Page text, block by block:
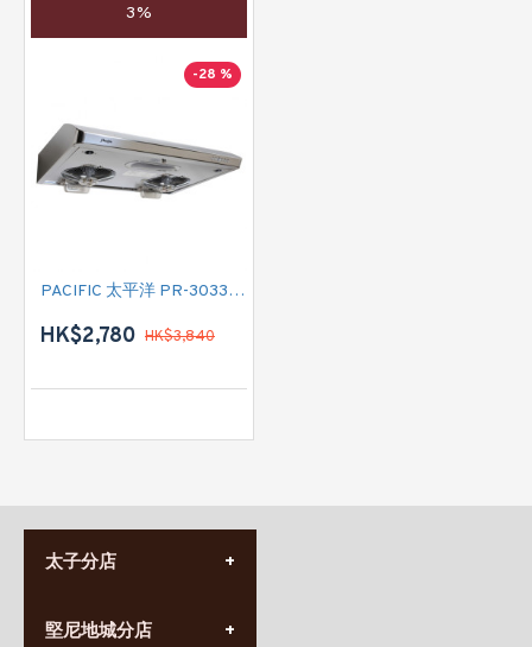
3%
-28 %
PACIFIC 太平洋 PR-3033-S90 標準抽油煙機
HK$2,780 HK$3,840
太子分店
營業時間:
堅尼地城分店